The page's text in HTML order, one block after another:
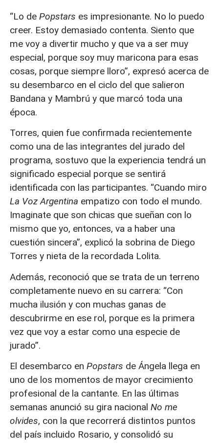
“Lo de Popstars es impresionante. No lo puedo
creer. Estoy demasiado contenta. Siento que
me voy a divertir mucho y que va a ser muy
especial, porque soy muy maricona para esas
cosas, porque siempre lloro”, expresó acerca de
su desembarco en el ciclo del que salieron
Bandana y Mambrú y que marcó toda una
época.
Torres, quien fue confirmada recientemente
como una de las integrantes del jurado del
programa, sostuvo que la experiencia tendrá un
significado especial porque se sentirá
identificada con las participantes. “Cuando miro
La Voz Argentina empatizo con todo el mundo.
Imaginate que son chicas que sueñan con lo
mismo que yo, entonces, va a haber una
cuestión sincera”, explicó la sobrina de Diego
Torres y nieta de la recordada Lolita.
Además, reconoció que se trata de un terreno
completamente nuevo en su carrera: “Con
mucha ilusión y con muchas ganas de
descubrirme en ese rol, porque es la primera
vez que voy a estar como una especie de
jurado”.
El desembarco en Popstars de Ángela llega en
uno de los momentos de mayor crecimiento
profesional de la cantante. En las últimas
semanas anunció su gira nacional No me
olvides, con la que recorrerá distintos puntos
del país incluido Rosario, y consolidó su